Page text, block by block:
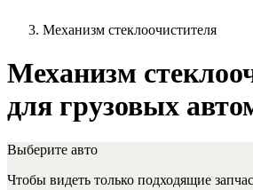
Механизм стеклоочистителя
Механизм
для грузовых
Выберите авто
Чтобы видеть только подходящие